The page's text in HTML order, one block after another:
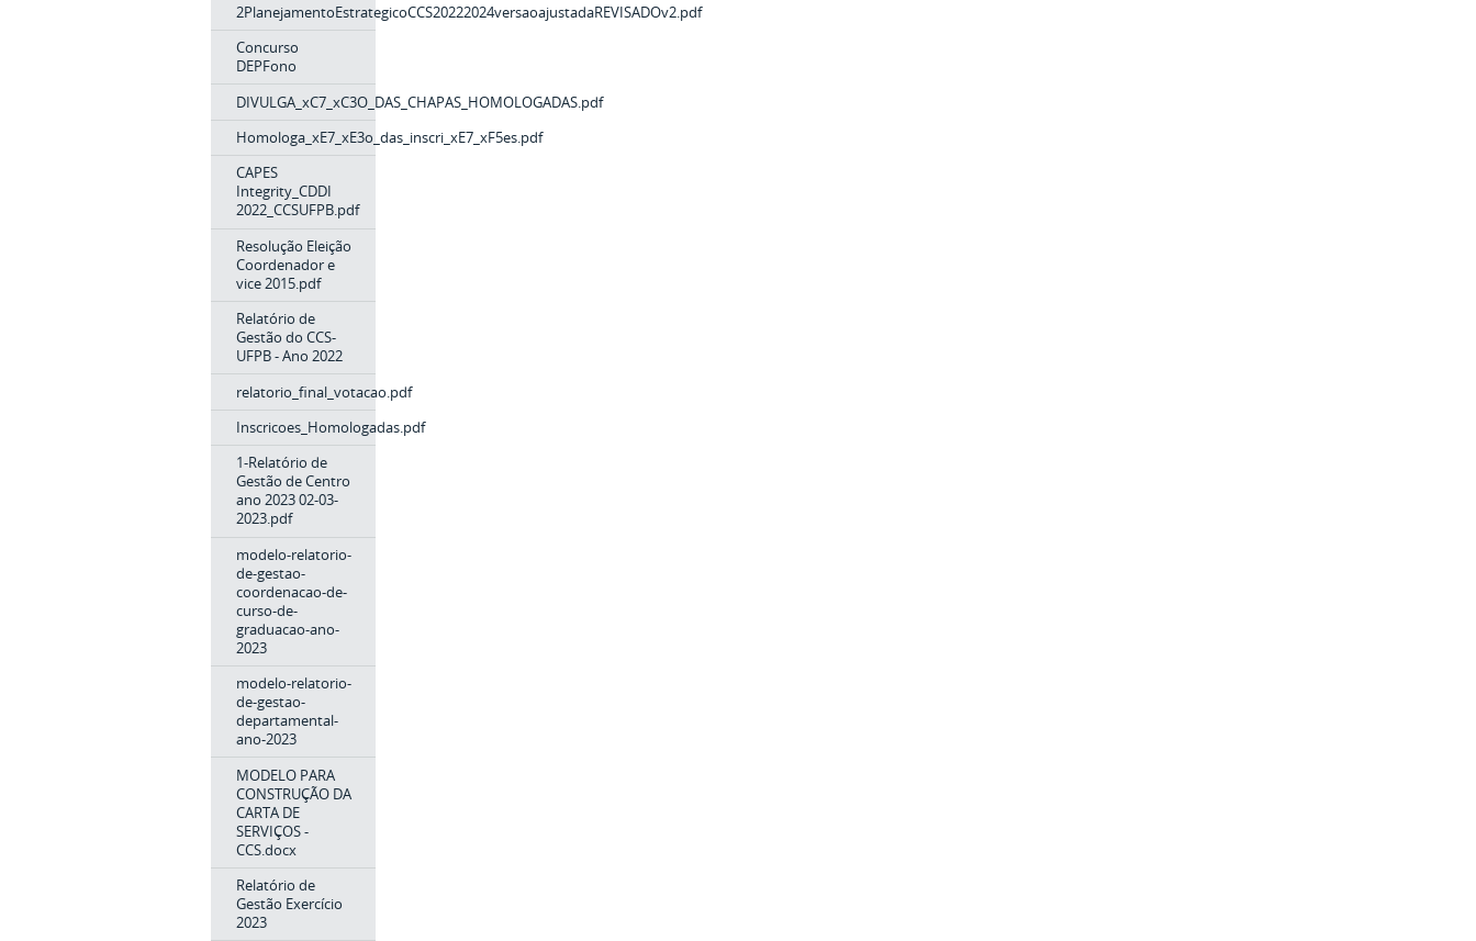
2PlanejamentoEstrategicoCCS20222024versaoajustadaREVISADOv2.pdf
Concurso
DEPFono
DIVULGA_xC7_xC3O_DAS_CHAPAS_HOMOLOGADAS.pdf
Homologa_xE7_xE3o_das_inscri_xE7_xF5es.pdf
CAPES
Integrity_CDDI
2022_CCSUFPB.pdf
Resolução Eleição
Coordenador e
vice 2015.pdf
Relatório de
Gestão do CCS-
UFPB - Ano 2022
relatorio_final_votacao.pdf
Inscricoes_Homologadas.pdf
1-Relatório de
Gestão de Centro
ano 2023 02-03-
2023.pdf
modelo-relatorio-
de-gestao-
coordenacao-de-
curso-de-
graduacao-ano-
2023
modelo-relatorio-
de-gestao-
departamental-
ano-2023
MODELO PARA
CONSTRUÇÃO DA
CARTA DE
SERVIÇOS -
CCS.docx
Relatório de
Gestão Exercício
2023